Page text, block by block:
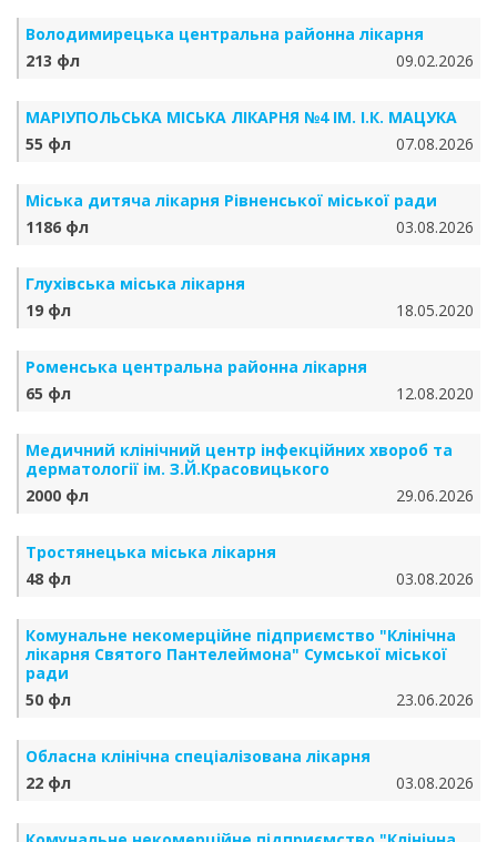
Володимирецька центральна районна лікарня
213 фл
09.02.2026
МАРІУПОЛЬСЬКА МІСЬКА ЛІКАРНЯ №4 ІМ. І.К. МАЦУКА
55 фл
07.08.2026
Міська дитяча лікарня Рівненської міської ради
1186 фл
03.08.2026
Глухівська міська лікарня
19 фл
18.05.2020
Роменська центральна районна лікарня
65 фл
12.08.2020
Медичний клінічний центр інфекційних хвороб та
дерматології ім. З.Й.Красовицького
2000 фл
29.06.2026
Тростянецька міська лікарня
48 фл
03.08.2026
Комунальне некомерційне підприємство "Клінічна
лікарня Святого Пантелеймона" Сумської міської
ради
50 фл
23.06.2026
Обласна клінічна спеціалізована лікарня
22 фл
03.08.2026